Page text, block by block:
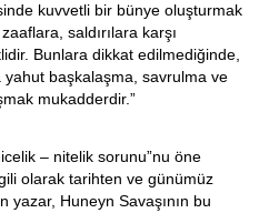
kuvvetli bir bünye oluşturmak
saldırılara karşı
Bunlara dikkat edilmediğinde,
yahut başkalaşma, savrulma ve
mukadderdir.”
– nitelik sorunu”nu öne
olarak tarihten ve günümüz
Huneyn Savaşının bu